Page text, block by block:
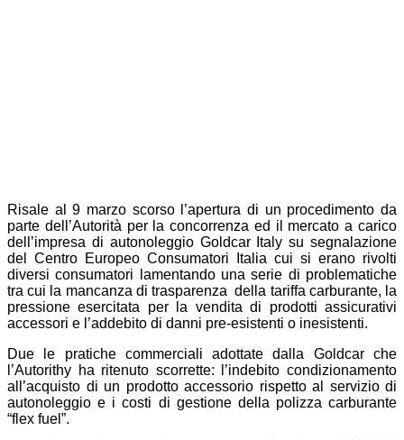
Risale al 9 marzo scorso l’apertura di un procedimento da
parte dell’Autorità per la concorrenza ed il mercato a carico
dell’impresa di autonoleggio Goldcar Italy su segnalazione
del Centro Europeo Consumatori Italia cui si erano rivolti
diversi consumatori lamentando una serie di problematiche
tra cui la mancanza di trasparenza della tariffa carburante, la
pressione esercitata per la vendita di prodotti assicurativi
accessori e l’addebito di danni pre-esistenti o inesistenti.
Due le pratiche commerciali adottate dalla Goldcar che
l’Autorithy ha ritenuto scorrette: l’indebito condizionamento
all’acquisto di un prodotto accessorio rispetto al servizio di
autonoleggio e i costi di gestione della polizza carburante
“flex fuel”.